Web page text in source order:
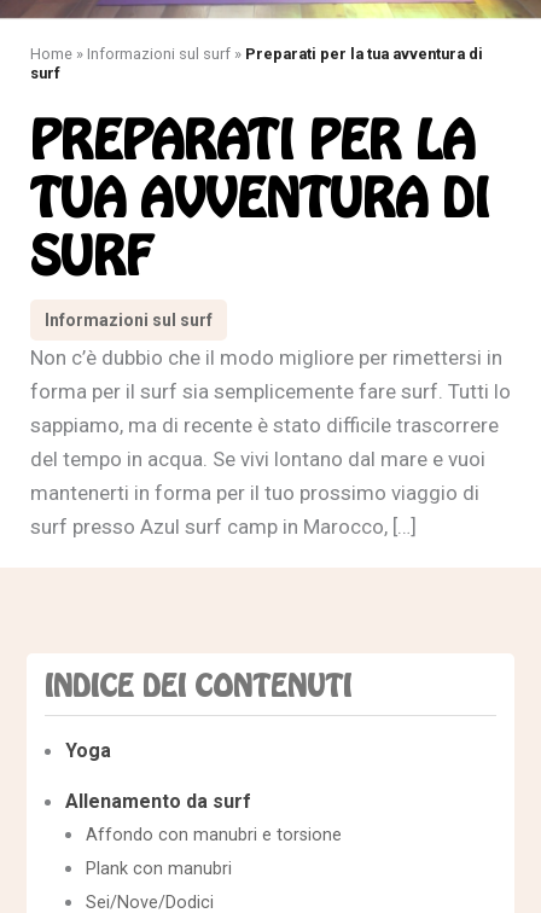
Home » Informazioni sul surf » Preparati per la tua avventura di
surf
PREPARATI PER LA
TUA AVVENTURA DI
SURF
Informazioni sul surf
Non c’è dubbio che il modo migliore per rimettersi in
forma per il surf sia semplicemente fare surf. Tutti lo
sappiamo, ma di recente è stato difficile trascorrere
del tempo in acqua. Se vivi lontano dal mare e vuoi
mantenerti in forma per il tuo prossimo viaggio di
surf presso Azul surf camp in Marocco, […]
INDICE DEI CONTENUTI
Yoga
Allenamento da surf
Affondo con manubri e torsione
Plank con manubri
Sei/Nove/Dodici